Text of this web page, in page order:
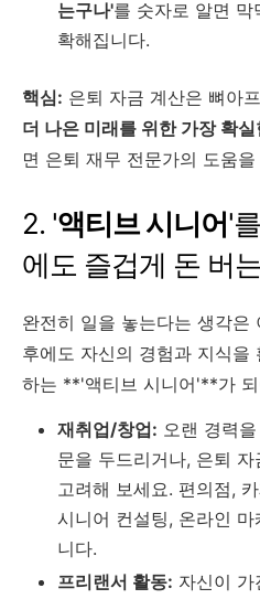
는구나'를 숫자로 알면 막
확해집니다.
핵심: 은퇴 자금 계산은 뼈아
더 나은 미래를 위한 가장 확
면 은퇴 재무 전문가의 도움
2. '액티브 시니어'
에도 즐겁게 돈 버
완전히 일을 놓는다는 생각은
후에도 자신의 경험과 지식을
하는 **'액티브 시니어'**가
재취업/창업: 오랜 경력
문을 두드리거나, 은퇴
고려해 보세요. 편의점,
시니어 컨설팅, 온라인
니다.
프리랜서 활동: 자신이